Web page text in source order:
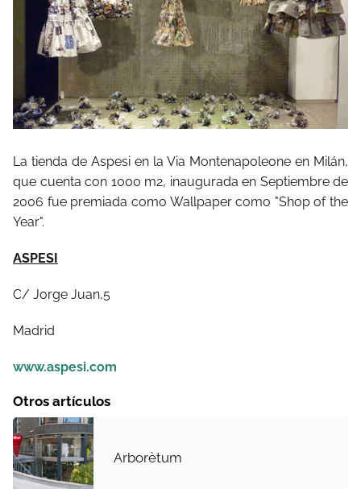
La tienda de Aspesi en la Via Montenapoleone en Milán,
que cuenta con 1000 m2, inaugurada en Septiembre de
2006 fue premiada como Wallpaper como "Shop of the
Year".
ASPESI
C/ Jorge Juan,5
Madrid
www.aspesi.com
Otros artículos
Arborètum